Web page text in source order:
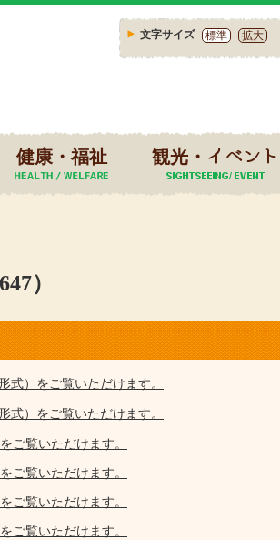
文字サイズ 標準 拡大
健康・福祉 観光・イベント
）
式）をご覧いただけます。
式）をご覧いただけます。
ご覧いただけます。
ご覧いただけます。
ご覧いただけます。
ご覧いただけます。